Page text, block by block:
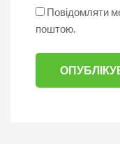
Повідомляти
поштою.